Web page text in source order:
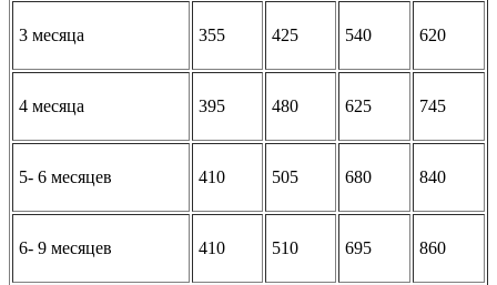
3 месяца 355 425 540 620
4 месяца 395 480 625 745
5- 6 месяцев 410 505 680 840
6- 9 месяцев 410 510 695 860